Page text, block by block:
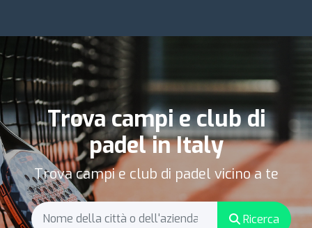
Trova campi e club di
padel in Italy
Trova campi e club di padel vicino a te
Ricerca